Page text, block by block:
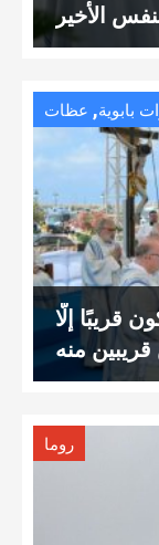
الأخير
بابوية, عظات
قريبًا إلّا
منه
روما